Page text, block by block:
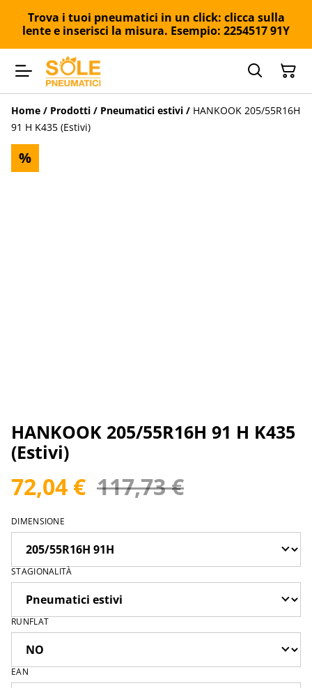
Trova i tuoi pneumatici in un click: clicca sulla
lente e inserisci la misura. Esempio: 2254517 91Y
Home / Prodotti / Pneumatici estivi / HANKOOK 205/55R16H
91 H K435 (Estivi)
%
HANKOOK 205/55R16H 91 H K435
(Estivi)
72,04 € 117,73 €
DIMENSIONE
STAGIONALITÀ
RUNFLAT
EAN